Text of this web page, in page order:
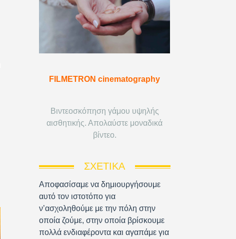
FILMETRON cinematography
Βιντεοσκόπηση γάμου υψηλής
αισθητικής. Απολαύστε μοναδικά
βίντεο.
ΣΧΕΤΙΚΆ
Αποφασίσαμε να δημιουργήσουμε
αυτό τον ιστοτόπο για
ν’ασχοληθούμε με την πόλη στην
οποία ζούμε, στην οποία βρίσκουμε
πολλά ενδιαφέροντα και αγαπάμε για